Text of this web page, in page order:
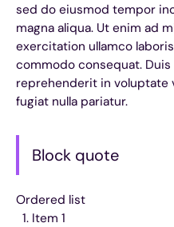
sed do eiusmod tempor
magna aliqua. Ut enim ad
exercitation ullamco
commodo consequat.
reprehenderit in voluptate
fugiat nulla pariatur.
Block quote
Ordered list
Item 1